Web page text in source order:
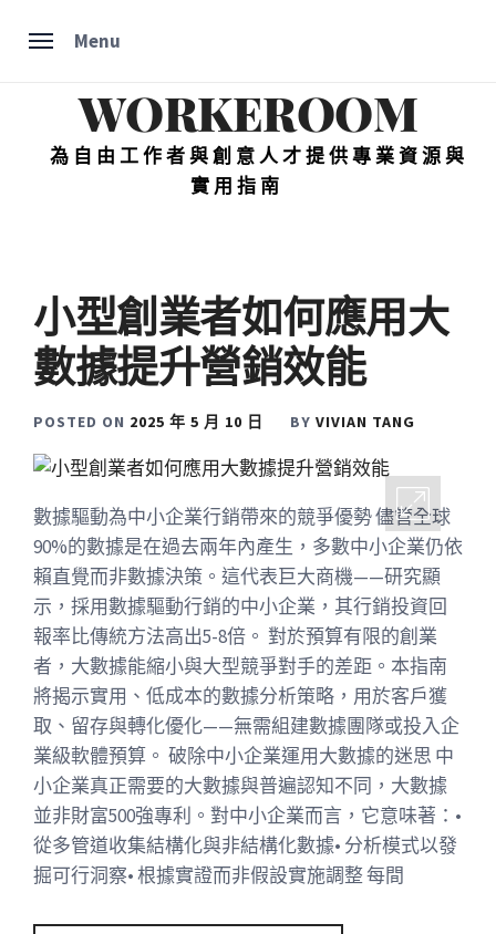
Menu
WORKEROOM
為自由工作者與創意人才提供專業資源與
實用指南
小型創業者如何應用大
數據提升營銷效能
POSTED ON 2025 年 5 月 10 日 BY VIVIAN TANG
數據驅動為中小企業行銷帶來的競爭優勢 儘管全球
90%的數據是在過去兩年內產生，多數中小企業仍依
賴直覺而非數據決策。這代表巨大商機——研究顯
示，採用數據驅動行銷的中小企業，其行銷投資回
報率比傳統方法高出5-8倍。 對於預算有限的創業
者，大數據能縮小與大型競爭對手的差距。本指南
將揭示實用、低成本的數據分析策略，用於客戶獲
取、留存與轉化優化——無需組建數據團隊或投入企
業級軟體預算。 破除中小企業運用大數據的迷思 中
小企業真正需要的大數據與普遍認知不同，大數據
並非財富500強專利。對中小企業而言，它意味著：•
從多管道收集結構化與非結構化數據• 分析模式以發
掘可行洞察• 根據實證而非假設實施調整 每間